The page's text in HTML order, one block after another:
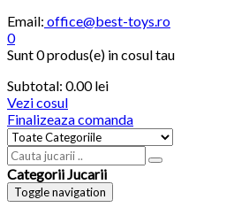
Email: office@best-toys.ro
0
Sunt0 produs(e) in cosul tau
Subtotal: 0.00lei
Vezi cosul
Finalizeaza comanda
Categorii Jucarii
Toggle navigation